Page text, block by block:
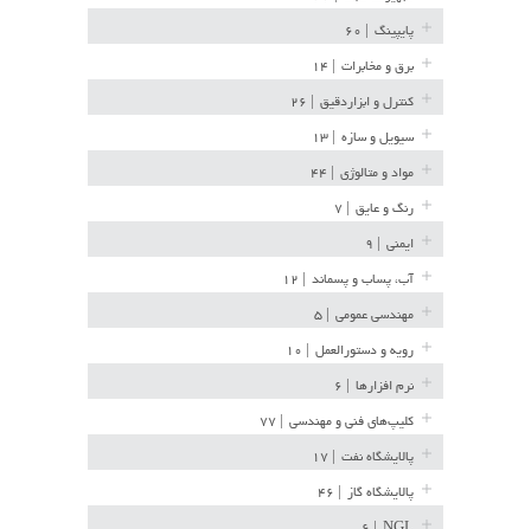
پایپینگ
برق و مخابرات
کنترل و ابزاردقیق
سیویل و سازه
مواد و متالوژی
رنگ و عایق
ایمنی
آب، پساب و پسماند
مهندسی عمومی
رویه و دستورالعمل
نرم افزارها
کلیپ‌های فنی و مهندسی
پالایشگاه نفت
پالایشگاه گاز